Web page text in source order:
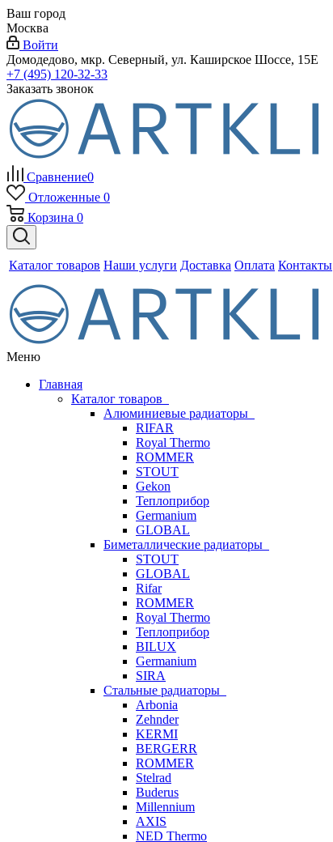
Ваш город
Москва
Войти
Домодедово, мкр. Северный, ул. Каширское Шоссе, 15Е
+7 (495) 120-32-33
Заказать звонок
Сравнение0
Отложенные 0
Корзина 0
Каталог товаров Наши услуги Доставка Оплата Контакты
Меню
Главная
Каталог товаров
Алюминиевые радиаторы
RIFAR
Royal Thermo
ROMMER
STOUT
Gekon
Теплоприбор
Germanium
GLOBAL
Биметаллические радиаторы
STOUT
GLOBAL
Rifar
ROMMER
Royal Thermo
Теплоприбор
BILUX
Germanium
SIRA
Стальные радиаторы
Arbonia
Zehnder
KERMI
BERGERR
ROMMER
Stelrad
Buderus
Millennium
AXIS
NED Thermo